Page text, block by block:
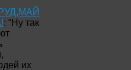
: “Ну так
их